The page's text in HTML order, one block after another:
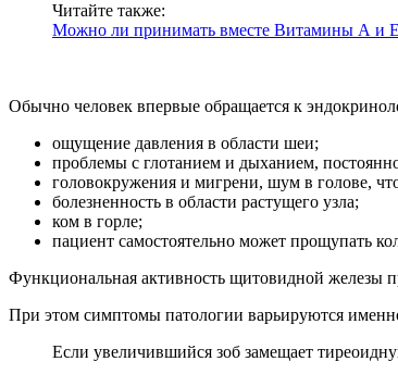
Читайте также:
Можно ли принимать вместе Витамины А и
Обычно человек впервые обращается к
ощущение давления в области шеи;
проблемы с глотанием и дыханием,
головокружения и мигрени, шум в голове,
болезненность в области растущего узла;
ком в горле;
пациент самостоятельно может прощупать
Функциональная активность щитовидной железы
При этом симптомы патологии варьируются
Если увеличившийся зоб замещает